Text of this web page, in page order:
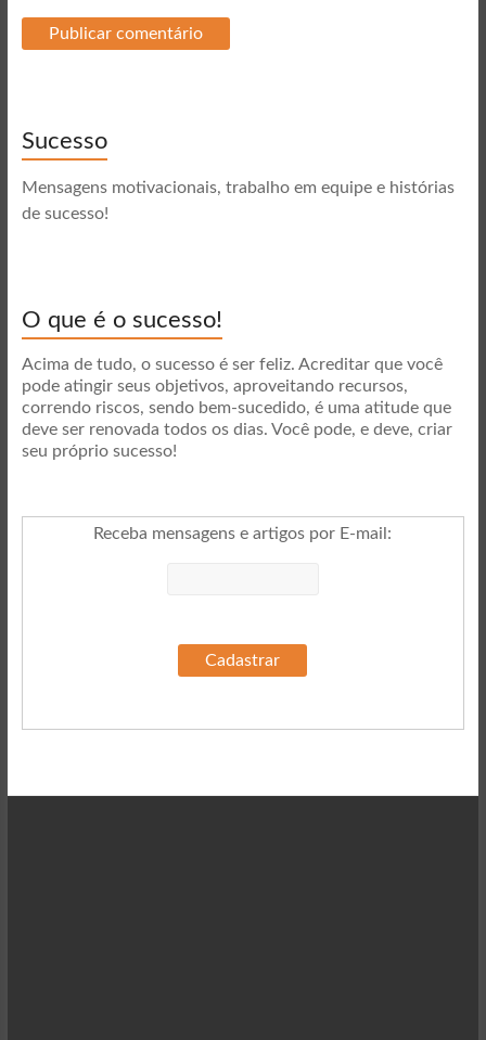
Sucesso
Mensagens motivacionais, trabalho em equipe e histórias
de sucesso!
O que é o sucesso!
Acima de tudo, o sucesso é ser feliz. Acreditar que você
pode atingir seus objetivos, aproveitando recursos,
correndo riscos, sendo bem-sucedido, é uma atitude que
deve ser renovada todos os dias. Você pode, e deve, criar
seu próprio sucesso!
Receba mensagens e artigos por E-mail :